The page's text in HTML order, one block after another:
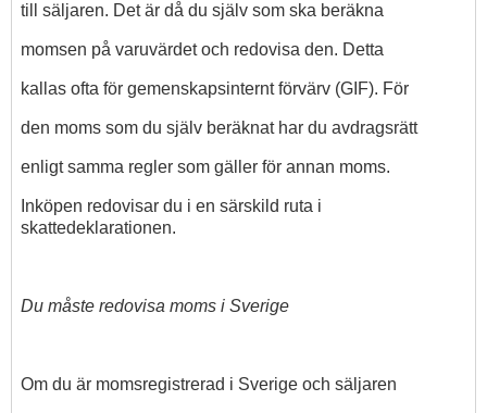
till säljaren. Det är då du själv som ska beräkna
momsen på varuvärdet och redovisa den. Detta
kallas ofta för gemenskapsinternt förvärv (GIF). För
den moms som du själv beräknat har du avdragsrätt
enligt samma regler som gäller för annan moms.
Inköpen redovisar du i en särskild ruta i
skattedeklarationen.
Du måste redovisa moms i Sverige
Om du är momsregistrerad i Sverige och säljaren